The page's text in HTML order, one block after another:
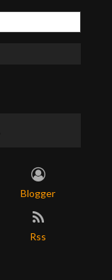
Blogger
Rss